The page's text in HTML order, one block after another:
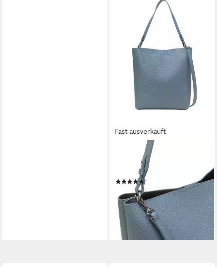
Fast ausverkauft
MARC O'POLO
Umhängetasche mit großem
Zipper-Mittelfach
(2)
199,90 € UVP259,90 €
-23%
lieferbar - in 4-5 Werktagen bei dir